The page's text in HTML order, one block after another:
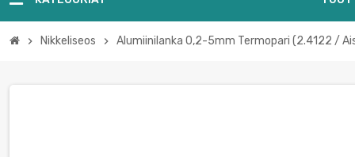
chevron_right Nikkeliseos chevron_right Alumiinilanka 0,2-5mm Termopari (2.4122 /